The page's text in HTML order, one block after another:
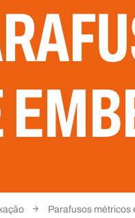
Parafusos métricos